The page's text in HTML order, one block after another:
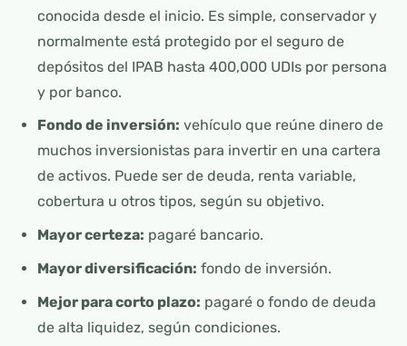
conocida desde el inicio. Es simple, conservador y
normalmente está protegido por el seguro de
depósitos del IPAB hasta 400,000 UDIs por persona
y por banco.
Fondo de inversión: vehículo que reúne dinero de
muchos inversionistas para invertir en una cartera
de activos. Puede ser de deuda, renta variable,
cobertura u otros tipos, según su objetivo.
Mayor certeza: pagaré bancario.
Mayor diversificación: fondo de inversión.
Mejor para corto plazo: pagaré o fondo de deuda
de alta liquidez, según condiciones.